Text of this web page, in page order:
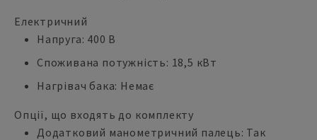
Електричний
Напруга: 400 В
Споживана потужність: 18,5 кВт
Нагрівач бака: Немає
Опції, що входять до комплекту
Додатковий манометричний палець: Так